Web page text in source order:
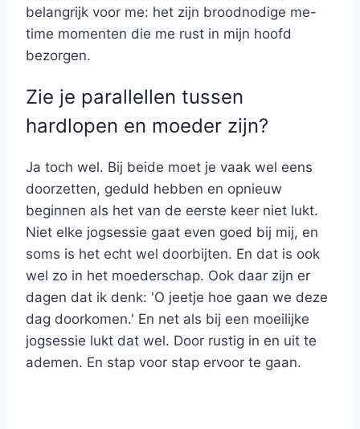
belangrijk voor me: het zijn broodnodige me-
time momenten die me rust in mijn hoofd
bezorgen.
Zie je parallellen tussen
hardlopen en moeder zijn?
Ja toch wel. Bij beide moet je vaak wel eens
doorzetten, geduld hebben en opnieuw
beginnen als het van de eerste keer niet lukt.
Niet elke jogsessie gaat even goed bij mij, en
soms is het echt wel doorbijten. En dat is ook
wel zo in het moederschap. Ook daar zijn er
dagen dat ik denk: 'O jeetje hoe gaan we deze
dag doorkomen.' En net als bij een moeilijke
jogsessie lukt dat wel. Door rustig in en uit te
ademen. En stap voor stap ervoor te gaan.